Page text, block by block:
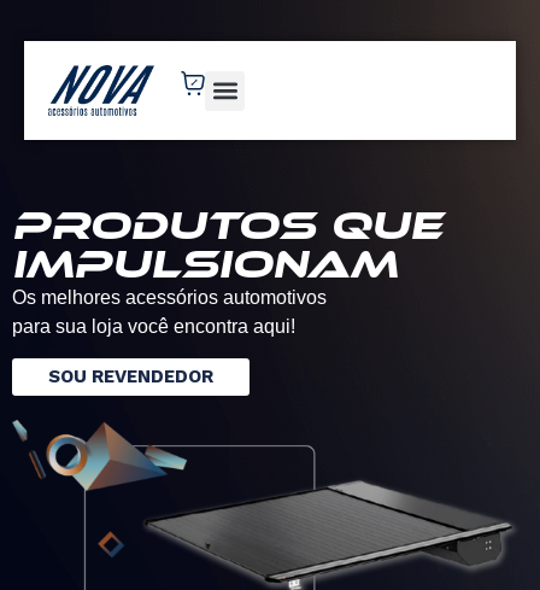
Produtos que
impulsionam
Os melhores acessórios automotivos
para sua loja você encontra aqui!
SOU REVENDEDOR